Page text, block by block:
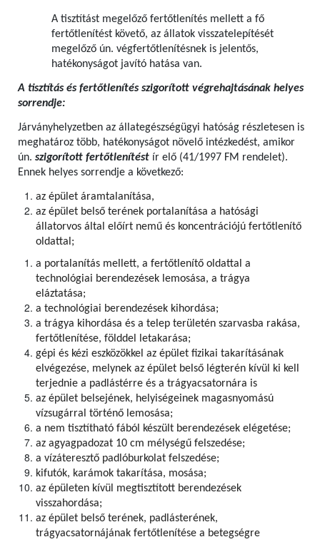
A tisztítást megelőző fertőtlenítés mellett a fő
fertőtlenítést követő, az állatok visszatelepítését
megelőző ún. végfertőtlenítésnek is jelentős,
hatékonyságot javító hatása van.
A tisztítás és fertőtlenítés szigorított végrehajtásának helyes
sorrendje:
Járványhelyzetben az állategészségügyi hatóság részletesen is
meghatároz több, hatékonyságot növelő intézkedést, amikor
ún. szigorított fertőtlenítést ír elő (41/1997 FM rendelet).
Ennek helyes sorrendje a következő:
az épület áramtalanítása,
az épület belső terének portalanítása a hatósági
állatorvos által előírt nemű és koncentrációjú fertőtlenítő
oldattal;
a portalanítás mellett, a fertőtlenítő oldattal a
technológiai berendezések lemosása, a trágya
eláztatása;
a technológiai berendezések kihordása;
a trágya kihordása és a telep területén szarvasba rakása,
fertőtlenítése, földdel letakarása;
gépi és kézi eszközökkel az épület fizikai takarításának
elvégezése, melynek az épület belső légterén kívül ki kell
terjednie a padlástérre és a trágyacsatornára is
az épület belsejének, helyiségeinek magasnyomású
vízsugárral történő lemosása;
a nem tisztítható fából készült berendezések elégetése;
az agyagpadozat 10 cm mélységű felszedése;
a vízáteresztő padlóburkolat felszedése;
kifutók, karámok takarítása, mosása;
az épületen kívül megtisztított berendezések
visszahordása;
az épület belső terének, padlásterének,
trágyacsatornájának fertőtlenítése a betegségre